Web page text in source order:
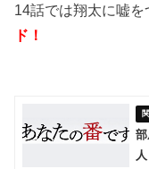
14話では翔太に嘘
ド！
人